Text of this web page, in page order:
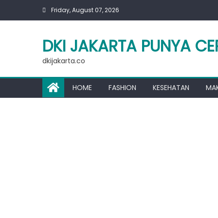
Friday, August 07, 2026
DKI JAKARTA PUNYA
dkijakarta.co
HOME FASHION KESEHATAN